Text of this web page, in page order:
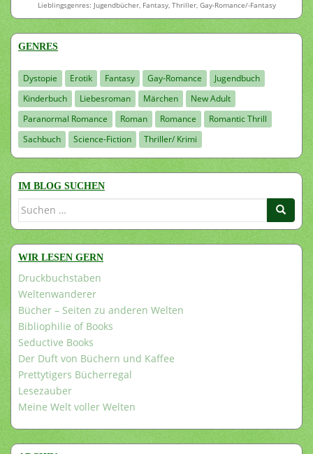
Lieblingsgenres: Jugendbücher, Fantasy, Thriller, Gay-Romance/-Fantasy
GENRES
Dystopie Erotik Fantasy Gay-Romance
Jugendbuch
Kinderbuch
Liebesroman Märchen
New Adult
Paranormal Romance
Roman Romance
Romantic Thrill
Sachbuch
Science-Fiction Thriller/ Krimi
IM BLOG SUCHEN
Suchen
WIR LESEN GERN
Druckbuchstaben
Weltenwanderer
Bücher – Seiten zu anderen Welten
Bibliophilie of Books
Seductive Books
Der Duft von Büchern und Kaffee
Prettytigers Bücherregal
Lesezauber
Meine Welt voller Welten